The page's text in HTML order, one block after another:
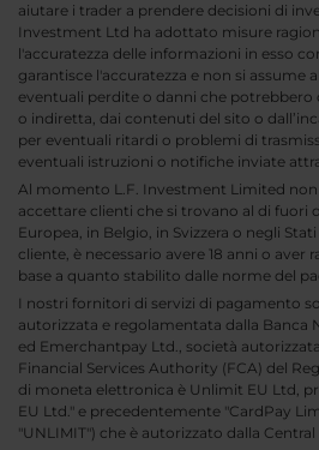
aiutare i trader a prendere decisioni di
Investment Ltd ha adottato misure
l'accuratezza delle informazioni in esso
garantisce l'accuratezza e non si assume
eventuali perdite o danni che potrebbero
o indiretta, dai contenuti del sito o
per eventuali ritardi o problemi di
eventuali istruzioni o notifiche inviate
Al momento L.F. Investment Limited
accettare clienti che si trovano al di fuori
Europea, in Belgio, in Svizzera o negli
cliente, è necessario avere 18 anni o
base a quanto stabilito dalle norme del
I nostri fornitori di servizi di pagamento
autorizzata e regolamentata dalla Banca
ed Emerchantpay Ltd., società
Financial Services Authority (FCA) del
di moneta elettronica è Unlimit EU Ltd,
EU Ltd." e precedentemente "CardPay
"UNLIMIT") che è autorizzato dalla